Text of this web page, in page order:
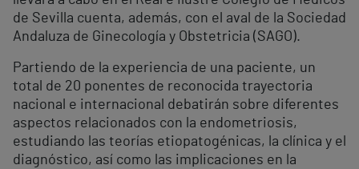
de Sevilla cuenta, además, con el aval de la Sociedad
Andaluza de Ginecología y Obstetricia (SAGO).
Partiendo de la experiencia de una paciente, un
total de 20 ponentes de reconocida trayectoria
nacional e internacional debatirán sobre diferentes
aspectos relacionados con la endometriosis,
estudiando las teorías etiopatogénicas, la clínica y el
diagnóstico, así como las implicaciones en la